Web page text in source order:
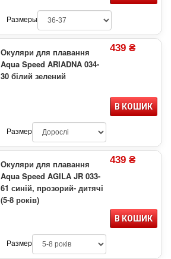
Размеры
Окуляри для плавання
Aqua Speed ARIADNA 034-
30 білий зелений
439 ₴
В КОШИК
Размер
Окуляри для плавання
Aqua Speed AGILA JR 033-
61 синій, прозорий- дитячі
(5-8 років)
439 ₴
В КОШИК
Размер